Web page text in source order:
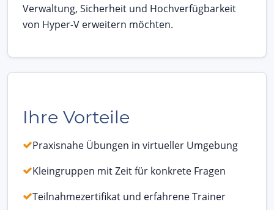
Verwaltung, Sicherheit und Hochverfügbarkeit
von Hyper-V erweitern möchten.
Ihre Vorteile
Praxisnahe Übungen in virtueller Umgebung
Kleingruppen mit Zeit für konkrete Fragen
Teilnahmezertifikat und erfahrene Trainer